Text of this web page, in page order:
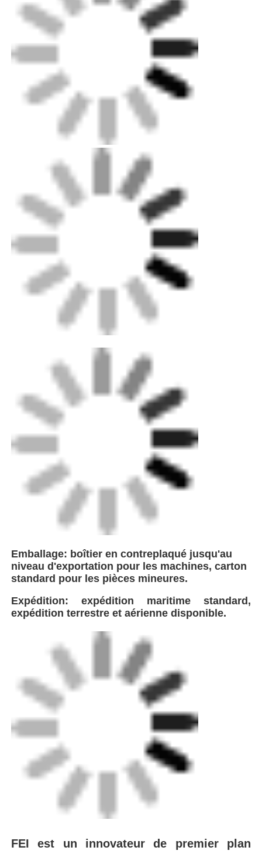
Emballage: boîtier en contreplaqué jusqu'au
niveau d'exportation pour les machines, carton
standard pour les pièces mineures.
Expédition: expédition maritime standard,
expédition terrestre et aérienne disponible.
FEI est un innovateur de premier plan
dans la production d'équipements de
soudage hautes performances, dont le
siège est stratégiquement situé près de
Shanghai, en Chine.Nous assurons une
logistique efficace et une livraison
transparente aux clients du monde
entier.En tant qu'entreprise axée sur la
technologie spécialisée dans les solutions
de soudage de pipelines en plastique,la
société intègre des technologies de pointe
mondiales pour développer et fabriquer
une gamme complète d'équipements, y
compris la fusion automatique des fesses.